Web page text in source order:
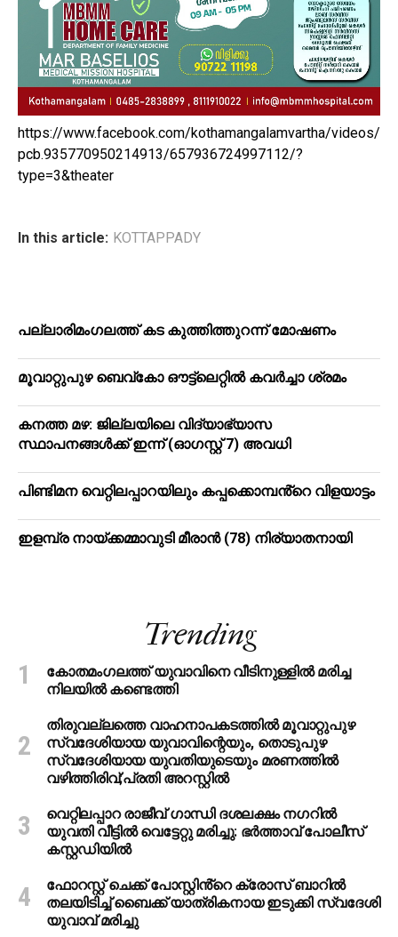
https://www.facebook.com/kothamangalamvartha/videos/
pcb.935770950214913/657936724997112/?
type=3&theater
In this article: KOTTAPPADY
പ​ല്ലാ​രി​മം​ഗ​ല​ത്ത് ക​ട കു​ത്തി​ത്തുറ​ന്ന് മോ​ഷ​ണം
മൂ​വാ​റ്റു​പു​ഴ ബെ​വ്കോ ഔ​ട്ട്‌​ലെ​റ്റിൽ കവർച്ചാ ശ്രമം
കനത്ത മഴ: ജില്ലയിലെ വിദ്യാഭ്യാസ
സ്ഥാപനങ്ങള്‍ക്ക് ഇന്ന് (ഓഗസ്റ്റ് 7) അവധി
പിണ്ടിമന വെറ്റിലപ്പാറയിലും കപ്പക്കൊമ്പൻ്റെ വിളയാട്ടം
ഇളമ്പ്ര നായ്ക്കമ്മാവുടി മീരാൻ (78) നിര്യാതനായി
Trending
കോതമംഗലത്ത് യുവാവിനെ വീടിനുള്ളിൽ മരിച്ച
നിലയിൽ കണ്ടെത്തി
തിരുവല്ലത്തെ വാഹനാപകടത്തില്‍ മൂവാറ്റുപുഴ
സ്വദേശിയായ യുവാവിന്റെയും, തൊടുപുഴ
സ്വദേശിയായ യുവതിയുടെയും മരണത്തില്‍
വഴിത്തിരിവ്;പ്രതി അറസ്റ്റില്‍
വെറ്റിലപ്പാറ രാജീവ് ഗാന്ധി ദശലക്ഷം നഗറിൽ
യുവതി വീട്ടിൽ വെട്ടേറ്റു മരിച്ചു: ഭർത്താവ് പോലീസ്
കസ്റ്റഡിയിൽ
ഫോറസ്റ്റ് ചെക്ക് പോസ്റ്റിൻ്റെ ക്രോസ് ബാറില്‍
തലയിടിച്ച് ബൈക്ക് യാത്രികനായ ഇടുക്കി സ്വദേശി
യുവാവ് മരിച്ചു